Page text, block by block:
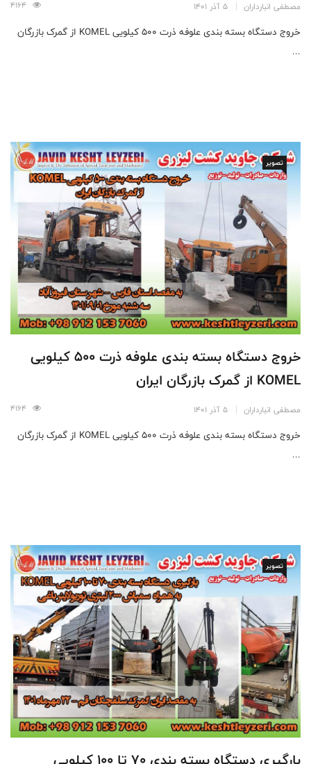
مصطفی انبارداران 5 آذر 1401
خروج دستگاه بسته بندی علوفه ذرت 500 کیلویی KOMEL از گمرک بازرگان
...
تصویر
خروج دستگاه بسته بندی علوفه ذرت 500 کیلویی
KOMEL از گمرک بازرگان ایران
مصطفی انبارداران 5 آذر 1401
خروج دستگاه بسته بندی علوفه ذرت 500 کیلویی KOMEL از گمرک بازرگان
...
تصویر